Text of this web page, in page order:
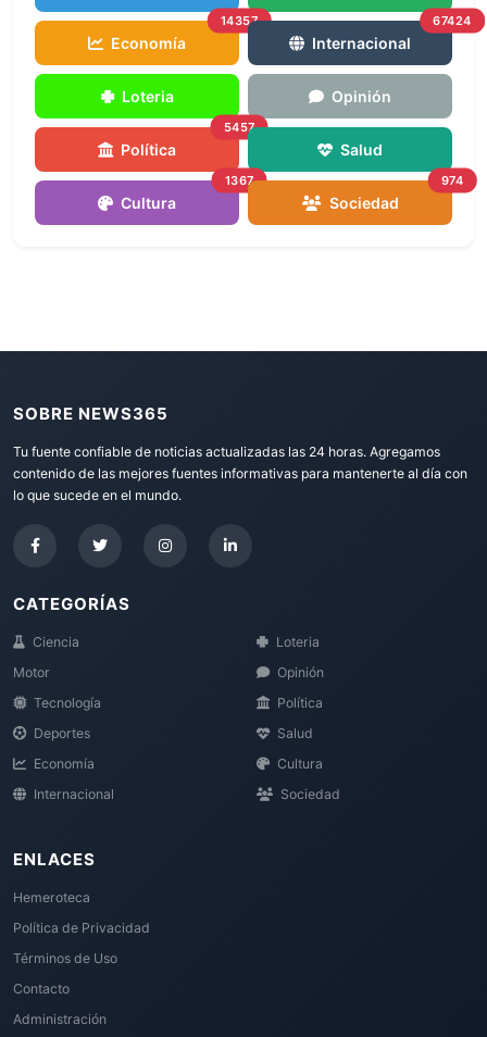
Economía
14357
Internacional
67424
Loteria Opinión
Política
5457
Salud
Cultura
1367
Sociedad
974
SOBRE NEWS365
Tu fuente confiable de noticias actualizadas las 24 horas. Agregamos
contenido de las mejores fuentes informativas para mantenerte al día con
lo que sucede en el mundo.
CATEGORÍAS
Ciencia
Motor
Tecnología
Deportes
Economía
Internacional
Loteria
Opinión
Política
Salud
Cultura
Sociedad
ENLACES
Hemeroteca
Política de Privacidad
Términos de Uso
Contacto
Administración